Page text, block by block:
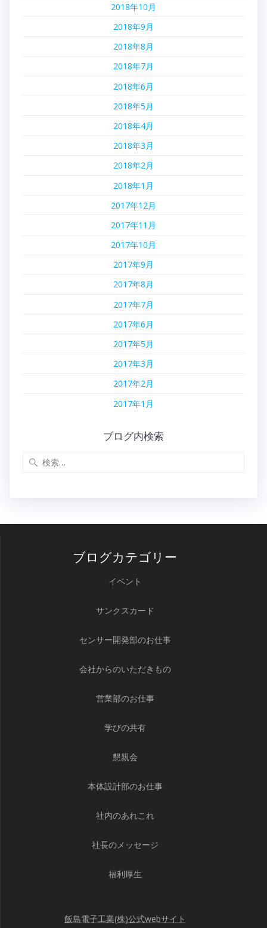
2018年10月
2018年9月
2018年8月
2018年7月
2018年6月
2018年5月
2018年4月
2018年3月
2018年2月
2018年1月
2017年12月
2017年11月
2017年10月
2017年9月
2017年8月
2017年7月
2017年6月
2017年5月
2017年3月
2017年2月
2017年1月
ブログ内検索
ブログカテゴリー
イベント
サンクスカード
センサー開発部のお仕事
会社からのいただきもの
営業部のお仕事
学びの共有
懇親会
本体設計部のお仕事
社内のあれこれ
社長のメッセージ
福利厚生
飯島電子工業(株)公式webサイト